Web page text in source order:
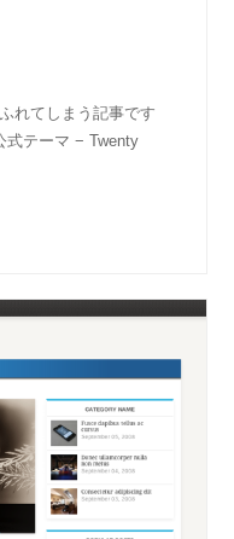
れてしまう記事です
式テーマ − Twenty